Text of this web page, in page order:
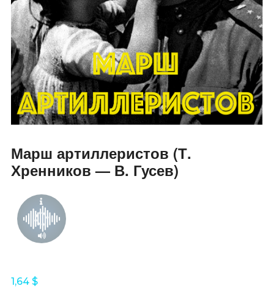
Марш артиллеристов (Т.
Хренников — В. Гусев)
1,64 $